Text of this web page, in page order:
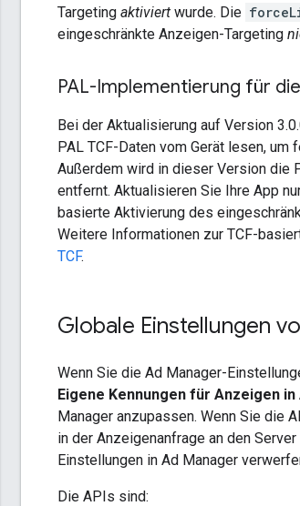
Targeting aktiviert wurde. Die
eingeschränkte Anzeigen-Targeting
PAL-Implementierung für
Bei der Aktualisierung auf Version
PAL TCF-Daten vom Gerät lesen,
Außerdem wird in dieser Version die
entfernt. Aktualisieren Sie Ihre App
basierte Aktivierung des
Weitere Informationen zur TCF-
TCF.
Globale Einstellungen
Wenn Sie die Ad Manager-
Eigene Kennungen für Anzeigen in
Manager anzupassen. Wenn Sie die
in der Anzeigenanfrage an den
Einstellungen in Ad Manager
Die APIs sind: